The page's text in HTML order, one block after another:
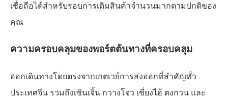
เชื่อถือได้สำหรับรอบการเติมสินค้าจำนวนมากตามปกติของ
คุณ
ความครอบคลุมของพอร์ตต้นทางที่ครอบคลุม
ออกเดินทางโดยตรงจากเกตเวย์การส่งออกที่สำคัญทั่ว
ประเทศจีน รวมถึงเซินเจิ้น กวางโจว เซี่ยงไฮ้ ตงกวน และ